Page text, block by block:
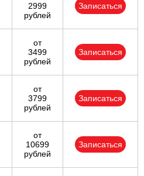
2999
рублей
Записаться
от
3499
рублей
Записаться
от
3799
рублей
Записаться
от
10699
рублей
Записаться